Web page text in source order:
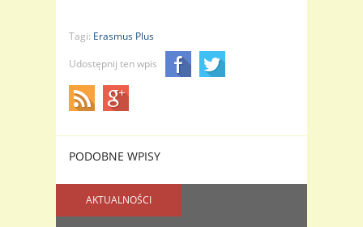
Tagi: Erasmus Plus
Udostępnij ten wpis
PODOBNE WPISY
AKTUALNOŚCI